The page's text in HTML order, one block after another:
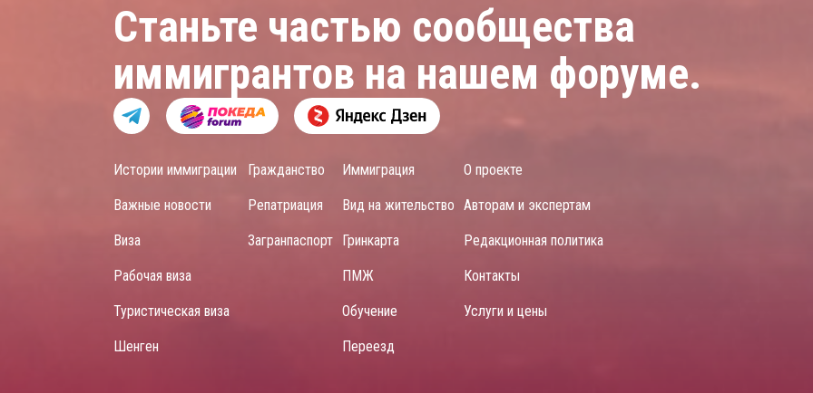
Станьте частью сообщества
иммигрантов на нашем форуме.
Истории иммиграции
Важные новости
Виза
Рабочая виза
Туристическая виза
Шенген
Гражданство
Репатриация
Загранпаспорт
Иммиграция
Вид на жительство
Гринкарта
ПМЖ
Обучение
Переезд
О проекте
Авторам и экспертам
Редакционная политика
Контакты
Услуги и цены